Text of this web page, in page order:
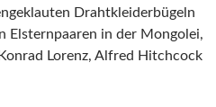
Drahtkleiderbügeln
Elsternpaaren in der Mongolei,
Lorenz, Alfred Hitchcock